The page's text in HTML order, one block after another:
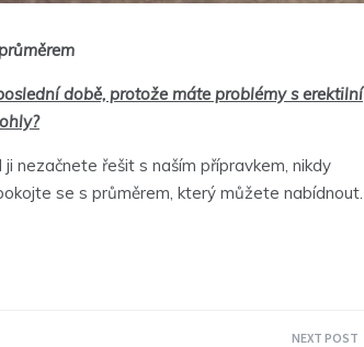
době, protože máte problémy s erektilní
nezačnete řešit s naším přípravkem, nikdy
se s průměrem, který můžete nabídnout.